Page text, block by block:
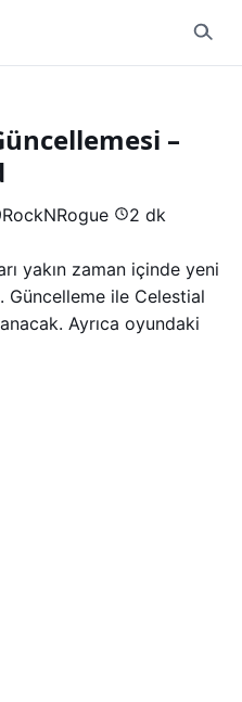
–
RockNRogue
2 dk
yakın zaman içinde yeni
Güncelleme ile Celestial
Ayrıca oyundaki